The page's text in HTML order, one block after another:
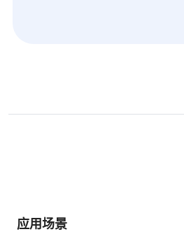
应用场景